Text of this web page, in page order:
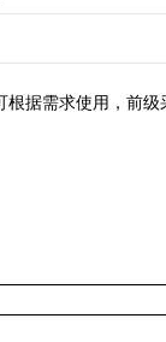
据需求使用，前级